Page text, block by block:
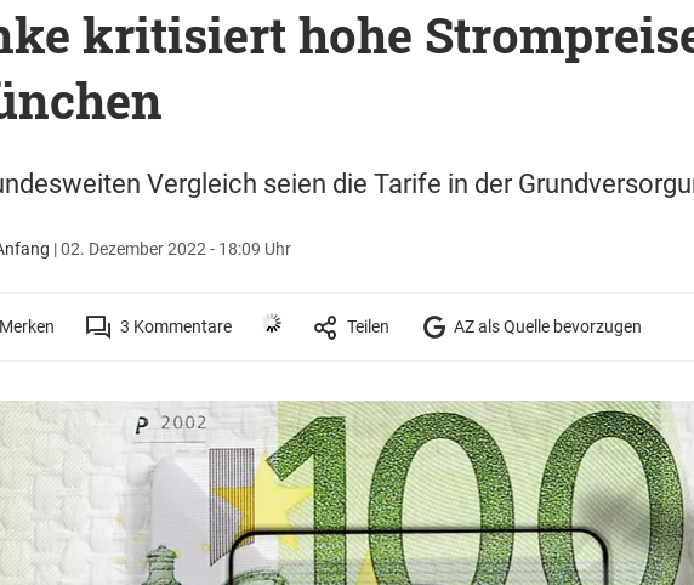
kritisiert hohe
Vergleich seien die Tarife in der
|02. Dezember 2022 - 18:09 Uhr
Merken 3 Kommentare Teilen AZ als Quelle bevorzugen